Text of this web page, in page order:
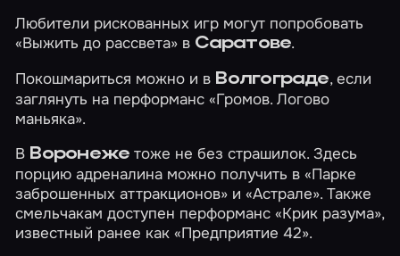
Любители рискованных игр могут попробовать
«Выжить до рассвета» в Саратове.
Покошмариться можно и в Волгограде, если
заглянуть на перформанс«Громов. Логово
маньяка».
В Воронеже тоже не без страшилок. Здесь
порцию адреналина можно получить в«Парке
заброшенных аттракционов» и«Астрале». Также
смельчакам доступен перформанс«Крик разума»,
известный ранее как «Предприятие 42».